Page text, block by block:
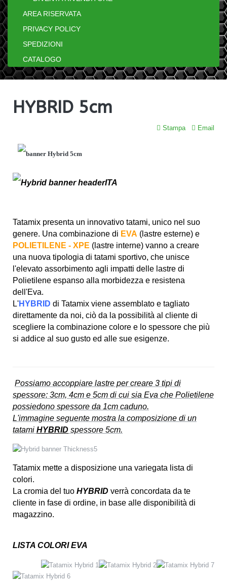
AREA RISERVATA
PRIVACY POLICY
SPEDIZIONI
CATALOGO
HYBRID 5cm
Stampa Email
Tatamix presenta un innovativo tatami, unico nel suo
genere. Una combinazione di EVA (lastre esterne) e
POLIETILENE - XPE (lastre interne) vanno a creare
una nuova tipologia di tatami sportivo, che unisce
l'elevato assorbimento agli impatti delle lastre di
Polietilene espanso alla morbidezza e resistena
dell'Eva.
L'HYBRID di Tatamix viene assemblato e tagliato
direttamente da noi, ciò da la possibilità al cliente di
scegliere la combinazione colore e lo spessore che più
si addice al suo gusto ed alle sue esigenze.
Possiamo accoppiare lastre per creare 3 tipi di
spessore: 3cm, 4cm e 5cm di cui sia Eva che Polietilene
possiedono spessore da 1cm caduno.
L'immagine seguente mostra la composizione di un
tatami HYBRID spessore 5cm.
Tatamix mette a disposizione una variegata lista di
colori.
La cromia del tuo HYBRID verrà concordata da te
cliente in fase di ordine, in base alle disponibilità di
magazzino.
LISTA COLORI EVA